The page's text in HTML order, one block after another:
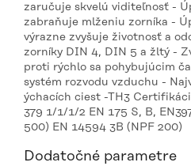
zaručuje skvelú viditeľnosť -
zabraňuje mlženiu zorníka -
výrazne zvyšuje životnosť a
zorníky DIN 4, DIN 5 a žltý -
proti rýchlo sa pohybujúcim
systém rozvodu vzduchu -
ýchacích ciest -TH3
379 1/1/1/2 EN 175 S, B,
500) EN 14594 3B (NPF 200)
Dodatočné parametre